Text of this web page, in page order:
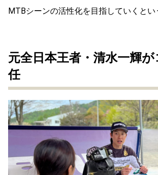
MTBシーンの活性化を目指していくとい
元全日本王者・清水一輝
任